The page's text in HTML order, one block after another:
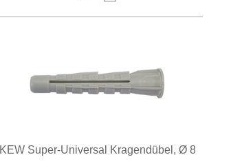
KEW Super-Universal Kragendübel, Ø 8